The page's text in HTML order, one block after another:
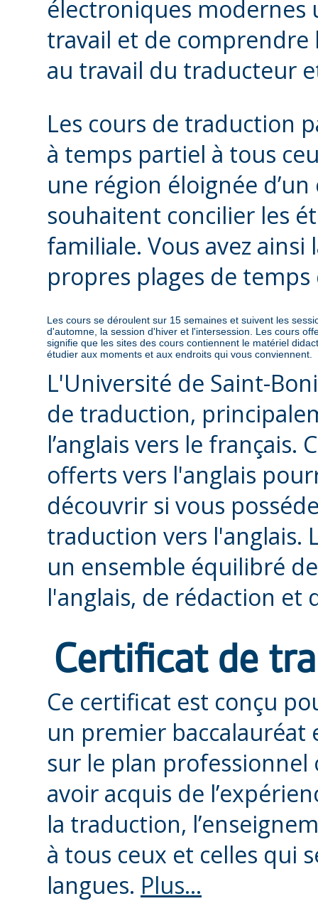
électroniques modernes
travail et de comprendre
au travail du traducteur
Les cours de traduction
à temps partiel à tous
une région éloignée
souhaitent concilier les
familiale. Vous avez
propres plages de
Les cours se déroulent sur 15 semaines et suivent les
d'automne, la session d'hiver et l'intersession. Les cours
signifie que les sites des cours contiennent le matériel
étudier aux moments et aux endroits qui vous conviennent.
L'Université de Saint-
de traduction,
l’anglais vers le
offerts vers l'anglais
découvrir si vous
traduction vers l'anglais.
un ensemble équilibré
l'anglais, de rédaction et
Certificat de
Ce certificat est conçu
un premier baccalauréat
sur le plan
avoir acquis de
la traduction,
à tous ceux et celles qui
langues. Plus...